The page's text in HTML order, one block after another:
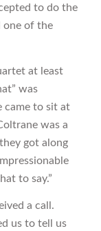
to do the
one of the
at least
was
came to sit at
was a
got along
to say.”
a call.
us to tell us